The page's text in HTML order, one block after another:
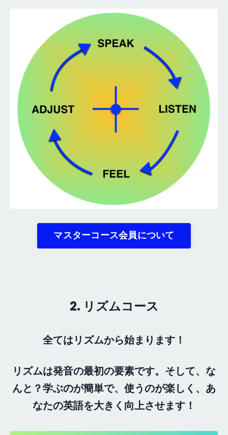
マスターコース会員について
2. リズムコース
全てはリズムから始まります！
リズムは発音の最初の要素です。そして、な
んと？学ぶのが簡単で、使うのが楽しく、あ
なたの英語を大きく向上させます！